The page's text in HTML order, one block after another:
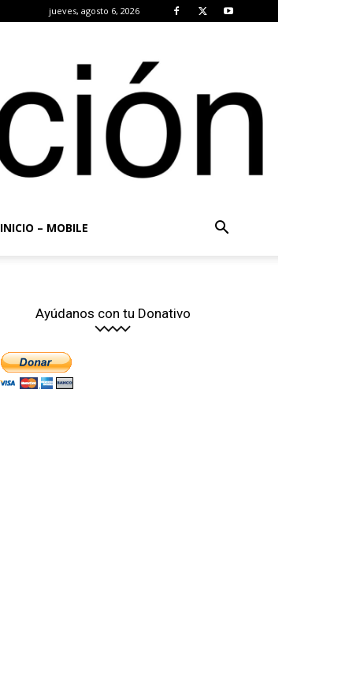
jueves, agosto 6, 2026
INICIO – MOBILE
Ayúdanos con tu Donativo